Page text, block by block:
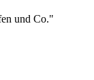
und Co."